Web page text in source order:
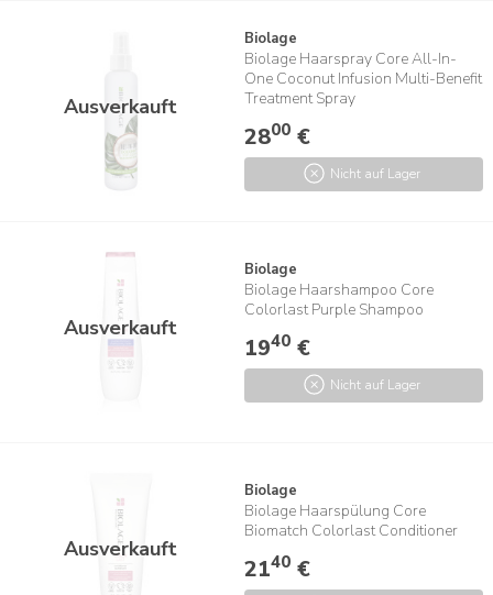
Ausverkauft
Biolage
Biolage Haarspray Core All-In-
One Coconut Infusion Multi-Benefit
Treatment Spray
2800 €
Nicht auf Lager
Ausverkauft
Biolage
Biolage Haarshampoo Core
Colorlast Purple Shampoo
1940 €
Nicht auf Lager
Ausverkauft
Biolage
Biolage Haarspülung Core
Biomatch Colorlast Conditioner
2140 €